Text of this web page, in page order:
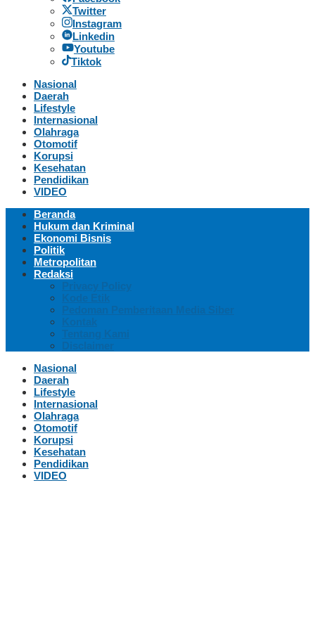
Twitter
Instagram
Linkedin
Youtube
Tiktok
Nasional
Daerah
Lifestyle
Internasional
Olahraga
Otomotif
Korupsi
Kesehatan
Pendidikan
VIDEO
Beranda
Hukum dan Kriminal
Ekonomi Bisnis
Politik
Metropolitan
Redaksi
Privacy Policy
Kode Etik
Pedoman Pemberitaan Media Siber
Kontak
Tentang Kami
Disclaimer
Nasional
Daerah
Lifestyle
Internasional
Olahraga
Otomotif
Korupsi
Kesehatan
Pendidikan
VIDEO